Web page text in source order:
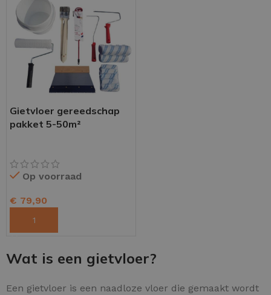
Gietvloer gereedschap
pakket 5-50m²
Op voorraad
€ 79,90
Wat is een gietvloer?
Een gietvloer is een naadloze vloer die gemaakt wordt